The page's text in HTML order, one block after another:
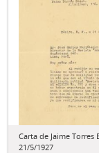
Carta de Jaime Torres
21/5/1927